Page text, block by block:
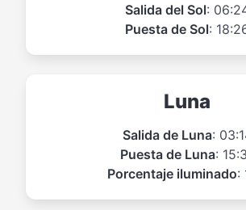
Salida del Sol:
Puesta de Sol:
Luna
Salida de Luna:
Puesta de Luna:
Porcentaje iluminado: